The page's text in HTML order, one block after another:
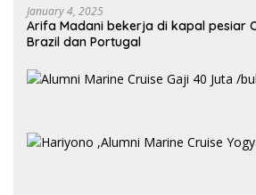
January 4, 2025
Arifa Madani bekerja di kapal pesiar
Brazil dan Portugal